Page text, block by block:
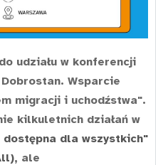
udziału w konferencji
Wsparcie
migracji i uchodźstwa".
kilkuletnich działań w
dostępna dla wszystkich"
, ale